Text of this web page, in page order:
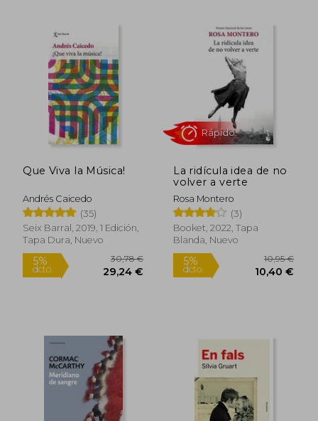
5%
Rápido
5%
dcto.
Rápido
Que Viva la Música!
Andrés Caicedo
(35)
Seix Barral, 2019, 1 Edición,
Tapa Dura, Nuevo
La ridícula idea de no
volver a verte
Rosa Montero
(3)
Booket, 2022, Tapa
Blanda, Nuevo
Rápido